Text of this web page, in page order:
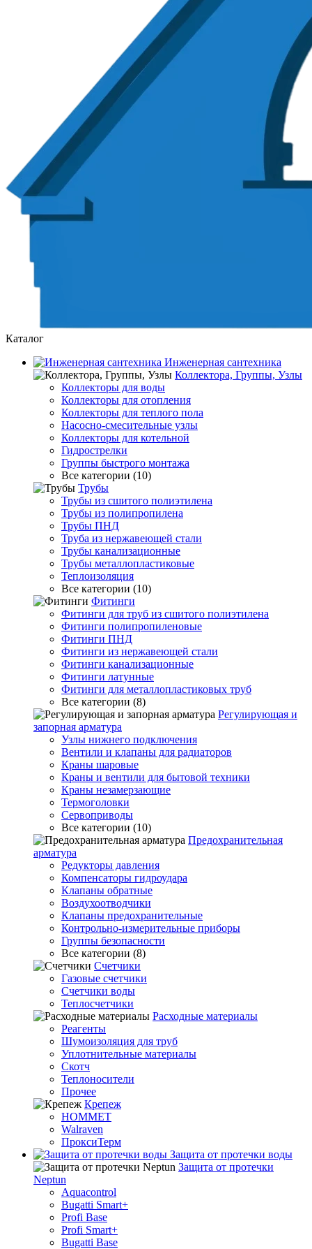
Каталог
Инженерная сантехника
Коллектора, Группы, Узлы
Коллекторы для воды
Коллекторы для отопления
Коллекторы для теплого пола
Насосно-смесительные узлы
Коллекторы для котельной
Гидрострелки
Группы быстрого монтажа
Все категории (10)
Трубы
Трубы из сшитого полиэтилена
Трубы из полипропилена
Трубы ПНД
Труба из нержавеющей стали
Трубы канализационные
Трубы металлопластиковые
Теплоизоляция
Все категории (10)
Фитинги
Фитинги для труб из сшитого полиэтилена
Фитинги полипропиленовые
Фитинги ПНД
Фитинги из нержавеющей стали
Фитинги канализационные
Фитинги латунные
Фитинги для металлопластиковых труб
Все категории (8)
Регулирующая и
запорная арматура
Узлы нижнего подключения
Вентили и клапаны для радиаторов
Краны шаровые
Краны и вентили для бытовой техники
Краны незамерзающие
Термоголовки
Сервоприводы
Все категории (10)
Предохранительная
арматура
Редукторы давления
Компенсаторы гидроудара
Клапаны обратные
Воздухоотводчики
Клапаны предохранительные
Контрольно-измерительные приборы
Группы безопасности
Все категории (8)
Счетчики
Газовые счетчики
Счетчики воды
Теплосчетчики
Расходные материалы
Реагенты
Шумоизоляция для труб
Уплотнительные материалы
Скотч
Теплоносители
Прочее
Крепеж
HOMMET
Walraven
ПроксиТерм
Защита от протечки воды
Защита от протечки
Neptun
Aquacontrol
Bugatti Smart+
Profi Base
Profi Smart+
Bugatti Base